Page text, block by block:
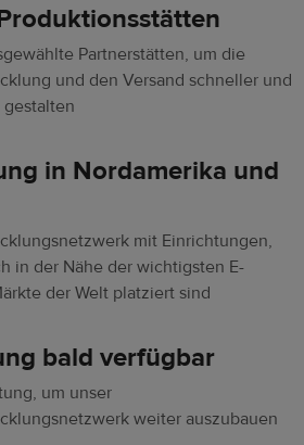
Partnerstätten, um die
und den Versand schneller und
in Nordamerika und
mit Einrichtungen,
in der Nähe der wichtigsten E-
der Welt platziert sind
bald verfügbar
um unser
weiter auszubauen